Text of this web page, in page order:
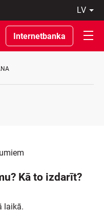
Internetbanka
Kā to izdarīt?
laikā.